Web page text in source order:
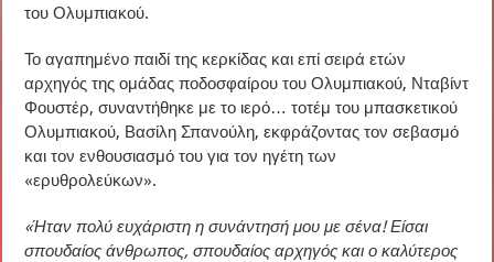
του Ολυμπιακού.
Το αγαπημένο παιδί της κερκίδας και επί σειρά ετών
αρχηγός της ομάδας ποδοσφαίρου του Ολυμπιακού, Νταβίντ
Φουστέρ, συναντήθηκε με το ιερό… τοτέμ του μπασκετικού
Ολυμπιακού, Βασίλη Σπανούλη, εκφράζοντας τον σεβασμό
και τον ενθουσιασμό του για τον ηγέτη των
«ερυθρολεύκων».
«Ήταν πολύ ευχάριστη η συνάντησή μου με σένα! Είσαι
σπουδαίος άνθρωπος, σπουδαίος αρχηγός και ο καλύτερος